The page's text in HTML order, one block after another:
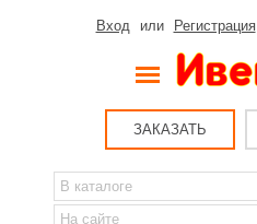
Вход или Регистрация
ЗАКАЗАТЬ